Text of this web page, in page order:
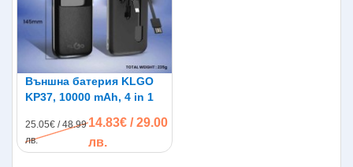
Външна батерия KLGO
KP37, 10000 mAh, 4 in 1
25.05€ / 48.99
лв.
14.83€ / 29.00
лв.